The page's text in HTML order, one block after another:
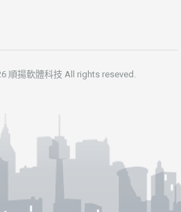
順揚軟體科技 All rights reseved.